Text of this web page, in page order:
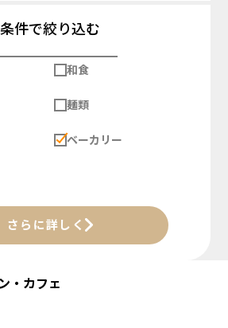
条件で絞り込む
和食
麺類
ベーカリー
さらに詳しく
・カフェ